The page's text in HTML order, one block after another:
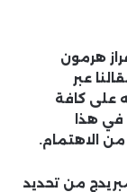
هرمون
عبر
على كافة
في هذا
الاهتمام.
من تحديد